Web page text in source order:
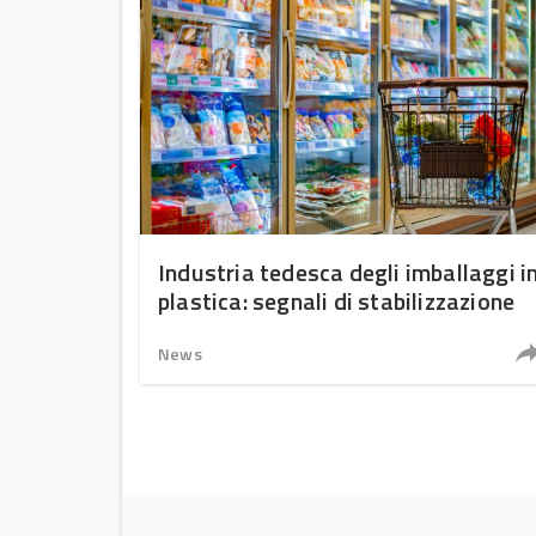
Industria tedesca degli imballaggi
plastica: segnali di stabilizzazione
News